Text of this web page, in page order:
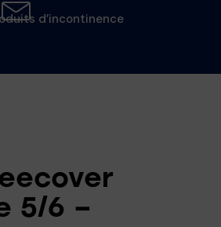
d’incontinence
5/6 –